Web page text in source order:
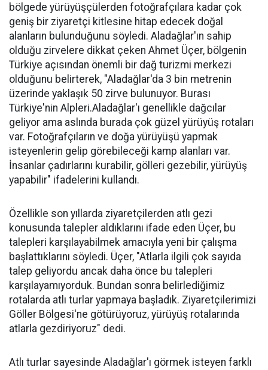
bölgede yürüyüşçülerden fotoğrafçılara kadar çok
geniş bir ziyaretçi kitlesine hitap edecek doğal
alanların bulunduğunu söyledi. Aladağlar'ın sahip
olduğu zirvelere dikkat çeken Ahmet Üçer, bölgenin
Türkiye açısından önemli bir dağ turizmi merkezi
olduğunu belirterek, "Aladağlar'da 3 bin metrenin
üzerinde yaklaşık 50 zirve bulunuyor. Burası
Türkiye'nin Alpleri.Aladağlar'ı genellikle dağcılar
geliyor ama aslında burada çok güzel yürüyüş rotaları
var. Fotoğrafçıların ve doğa yürüyüşü yapmak
isteyenlerin gelip görebileceği kamp alanları var.
İnsanlar çadırlarını kurabilir, gölleri gezebilir, yürüyüş
yapabilir" ifadelerini kullandı.
Özellikle son yıllarda ziyaretçilerden atlı gezi
konusunda talepler aldıklarını ifade eden Üçer, bu
talepleri karşılayabilmek amacıyla yeni bir çalışma
başlattıklarını söyledi. Üçer, "Atlarla ilgili çok sayıda
talep geliyordu ancak daha önce bu talepleri
karşılayamıyorduk. Bundan sonra belirlediğimiz
rotalarda atlı turlar yapmaya başladık. Ziyaretçilerimizi
Göller Bölgesi'ne götürüyoruz, yürüyüş rotalarında
atlarla gezdiriyoruz" dedi.
Atlı turlar sayesinde Aladağlar'ı görmek isteyen farklı